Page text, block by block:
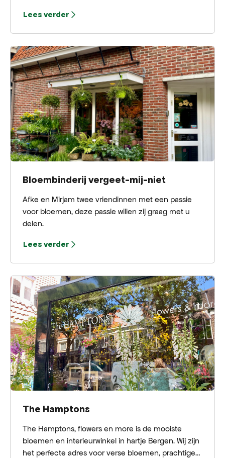
accessoires en decoratieve items die perfect
Lees verder
Bloembinderij vergeet-mij-niet
Afke en Mirjam twee vriendinnen met een passie
voor bloemen, deze passie willen zij graag met u
delen.
Lees verder
The Hamptons
The Hamptons, flowers en more is de mooiste
bloemen en interieurwinkel in hartje Bergen. Wij zijn
het perfecte adres voor verse bloemen, prachtige